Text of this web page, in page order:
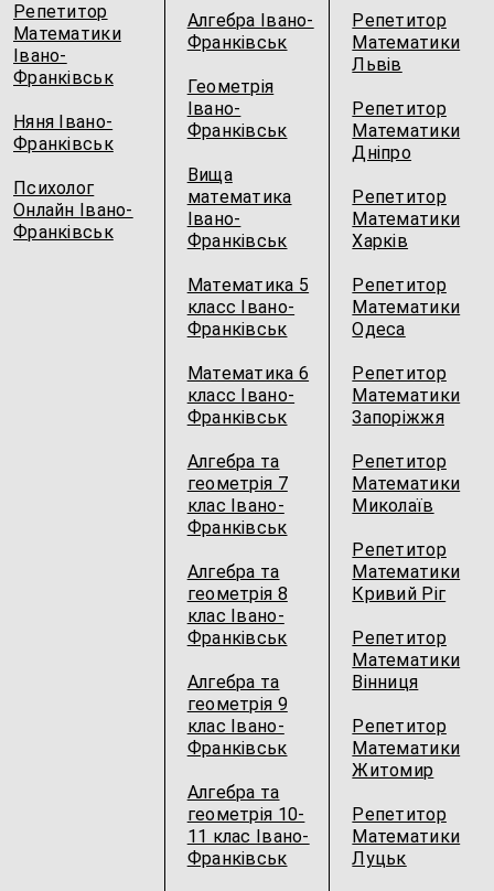
Репетитор
Математики
Івано-
Франківськ
Няня Івано-
Франківськ
Психолог
Онлайн Івано-
Франківськ
Алгебра Івано-
Франківськ
Геометрія
Івано-
Франківськ
Вища
математика
Івано-
Франківськ
Математика 5
класс Івано-
Франківськ
Математика 6
класс Івано-
Франківськ
Алгебра та
геометрія 7
клас Івано-
Франківськ
Алгебра та
геометрія 8
клас Івано-
Франківськ
Алгебра та
геометрія 9
клас Івано-
Франківськ
Алгебра та
геометрія 10-
11 клас Івано-
Франківськ
Репетитор
Математики
Львів
Репетитор
Математики
Дніпро
Репетитор
Математики
Харків
Репетитор
Математики
Одеса
Репетитор
Математики
Запоріжжя
Репетитор
Математики
Миколаїв
Репетитор
Математики
Кривий Ріг
Репетитор
Математики
Вінниця
Репетитор
Математики
Житомир
Репетитор
Математики
Луцьк